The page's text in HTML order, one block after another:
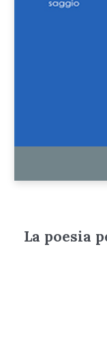
La poesia